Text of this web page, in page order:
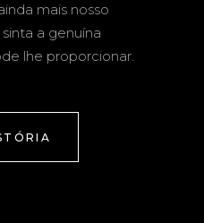
mais nosso
a genuína
lhe proporcionar.